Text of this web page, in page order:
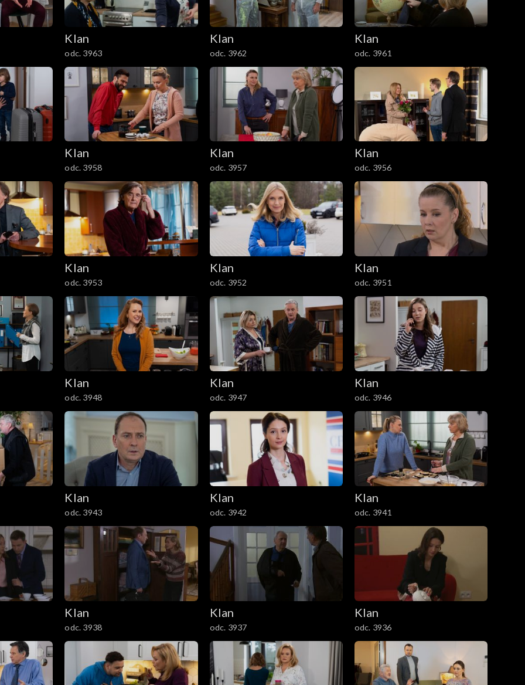
Klan
odc. 3963
Klan
odc. 3962
Klan
odc. 3961
Klan
odc. 3958
Klan
odc. 3957
Klan
odc. 3956
Klan
odc. 3953
Klan
odc. 3952
Klan
odc. 3951
Klan
odc. 3948
Klan
odc. 3947
Klan
odc. 3946
Klan
odc. 3943
Klan
odc. 3942
Klan
odc. 3941
Klan
odc. 3938
Klan
odc. 3937
Klan
odc. 3936